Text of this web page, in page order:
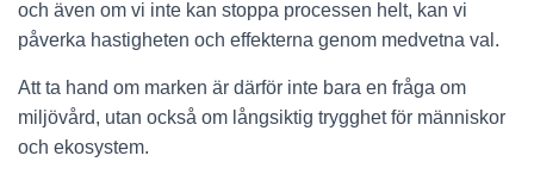
och även om vi inte kan stoppa processen helt, kan vi
påverka hastigheten och effekterna genom medvetna val.
Att ta hand om marken är därför inte bara en fråga om
miljövård, utan också om långsiktig trygghet för människor
och ekosystem.